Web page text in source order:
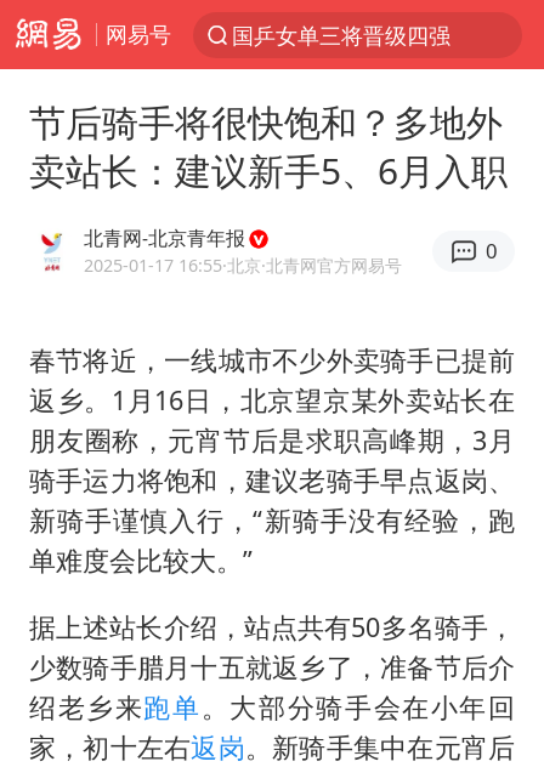
网易号
国乒女单三将晋级四强
陈思诚零点晒照为佟丽娅庆生
马克·艾伦退出斯诺克中国公开赛
新疆优化调整景区内自驾服务费
梁家辉：到内地拍戏不是北上是回归
全民健身事业高质量发展
台当局重金为“台独”织“皇帝新衣”
几元成本的AI广告导致千万市值蒸发
老挝国会主席赛宋蓬逝世
夏日经济乘“热”而上 消费市场向“新”而行
白海豚将正面袭击贯穿浙江
酒店回应车内过夜被收150元
节后骑手将很快饱和？多地外
卖站长：建议新手5、6月入职
北青网-北京青年报
2025-01-17 16:55·北京·北青网官方网易号
0
春节将近，一线城市不少外卖骑手已提前
返乡。1月16日，北京望京某外卖站长在
朋友圈称，元宵节后是求职高峰期，3月
骑手运力将饱和，建议老骑手早点返岗、
新骑手谨慎入行，“新骑手没有经验，跑
单难度会比较大。”
据上述站长介绍，站点共有50多名骑手，
少数骑手腊月十五就返乡了，准备节后介
绍老乡来跑单。大部分骑手会在小年回
家，初十左右返岗。新骑手集中在元宵后